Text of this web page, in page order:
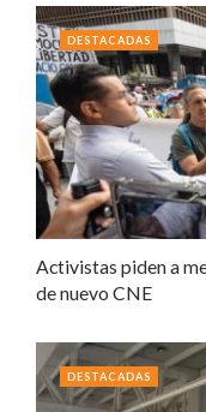
Activistas piden a
de nuevo CNE
DESTACADAS
DESTACADAS